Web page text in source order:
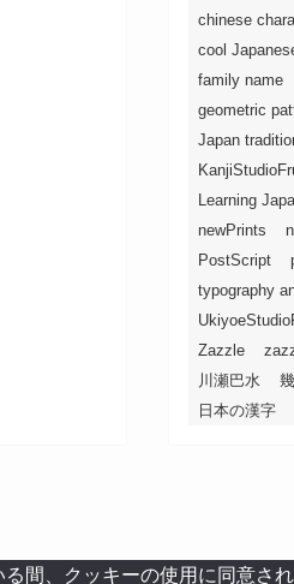
chinese
cool
family name
geometric
Japan
Learning
newPrints
PostScript
typography
Zazzle
川瀬巴水
日本の漢字
間、クッキーの使用に同意され